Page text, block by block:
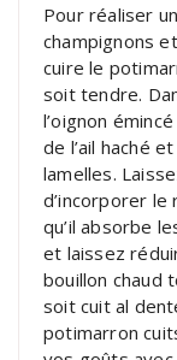
Pour réaliser
champignons
cuire le
soit tendre.
l’oignon
de l’ail haché
lamelles.
d’incorporer
qu’il absorbe
et laissez
bouillon chaud
soit cuit al
potimarron